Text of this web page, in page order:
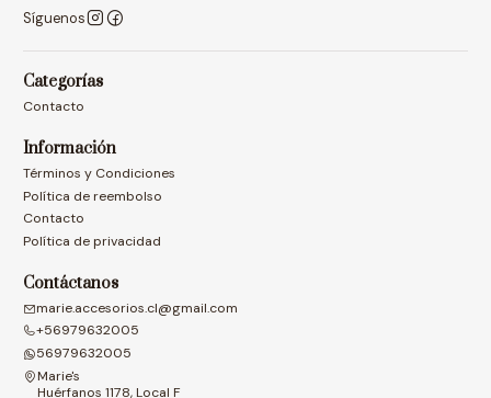
Síguenos
Categorías
Contacto
Información
Términos y Condiciones
Política de reembolso
Contacto
Política de privacidad
Contáctanos
marie.accesorios.cl@gmail.com
+56979632005
56979632005
Marie's
Huérfanos 1178, Local F